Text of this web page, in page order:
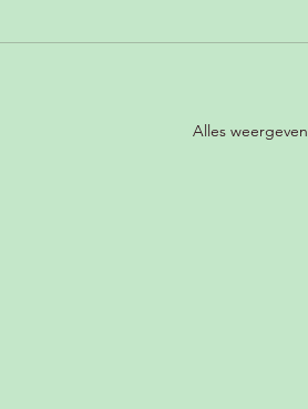
Alles weergeven